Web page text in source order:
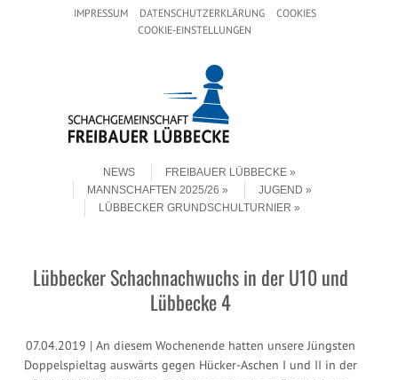
IMPRESSUM DATENSCHUTZERKLÄRUNG
COOKIES
COOKIE-EINSTELLUNGEN
NEWS
FREIBAUER LÜBBECKE
MANNSCHAFTEN 2025/26
JUGEND
LÜBBECKER GRUNDSCHULTURNIER
Lübbecker Schachnachwuchs in der U10 und
Lübbecke 4
07.04.2019 | An diesem Wochenende hatten unsere Jüngsten
Doppelspieltag auswärts gegen Hücker-Aschen I und II in der